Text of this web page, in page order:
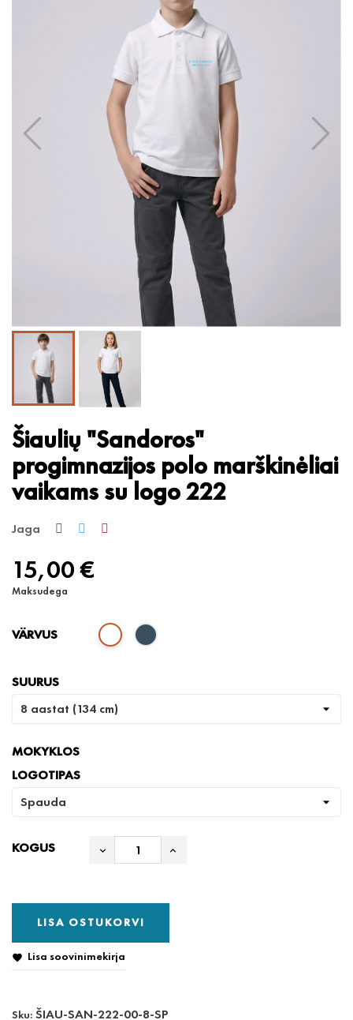
Šiaulių "Sandoros"
progimnazijos polo marškinėliai
vaikams su logo 222
Jaga
15,00 €
Maksudega
VÄRVUS
SUURUS
MOKYKLOS
LOGOTIPAS
KOGUS
LISA OSTUKORVI
 Lisa soovinimekirja
Sku: ŠIAU-SAN-222-00-8-SP